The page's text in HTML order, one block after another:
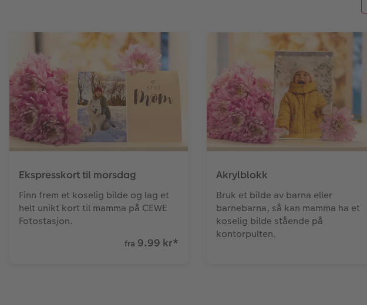
Ekspresskort til morsdag
Finn frem et koselig bilde og lag et
helt unikt kort til mamma på CEWE
Fotostasjon.
fra 9.99 kr*
Akrylblokk
Bruk et bilde av barna eller
barnebarna, så kan mamma ha et
koselig bilde stående på
kontorpulten.